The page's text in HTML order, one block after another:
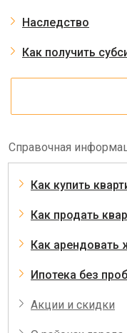
Наследство
Как получить
Справочная
Как купить
Как продать
Как арендовать
Ипотека без
Акции и скидки